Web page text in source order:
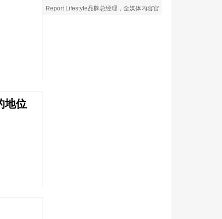
Report Lifestyle品牌总经理，全媒体内容官
地位